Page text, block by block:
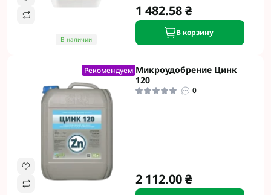
В наличии
1 482.58 ₴
В корзину
Рекомендуем Микроудобрение Цинк
120
0
2 112.00 ₴